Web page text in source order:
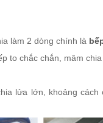
làm 2 dòng chính là
to chắc chắn, mâm
lửa lớn, khoảng